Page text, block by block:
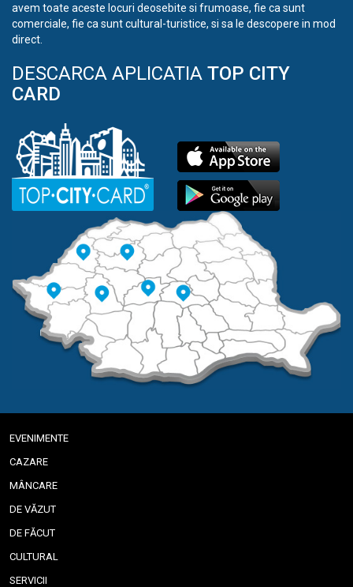
avem toate aceste locuri deosebite si frumoase, fie ca sunt
comerciale, fie ca sunt cultural-turistice, si sa le descopere in mod
direct.
DESCARCA APLICATIA TOP CITY
CARD
EVENIMENTE
CAZARE
MÂNCARE
DE VĂZUT
DE FĂCUT
CULTURAL
SERVICII